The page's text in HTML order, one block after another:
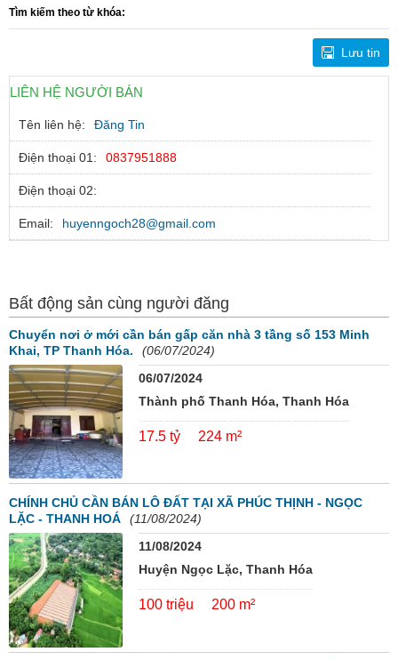
Tìm kiếm theo từ khóa:
Lưu tin
LIÊN HỆ NGƯỜI BÁN
Tên liên hệ: Đăng Tin
Điện thoại 01: 0837951888
Điện thoại 02:
Email: huyenngoch28@gmail.com
Bất động sản cùng người đăng
Chuyển nơi ở mới cần bán gấp căn nhà 3 tầng số 153 Minh
Khai, TP Thanh Hóa.
(06/07/2024)
06/07/2024
Thành phố Thanh Hóa, Thanh Hóa
17.5 tỷ 224 m²
CHÍNH CHỦ CẦN BÁN LÔ ĐẤT TẠI XÃ PHÚC THỊNH - NGỌC
LẶC - THANH HOÁ
(11/08/2024)
11/08/2024
Huyện Ngọc Lặc, Thanh Hóa
100 triệu 200 m²